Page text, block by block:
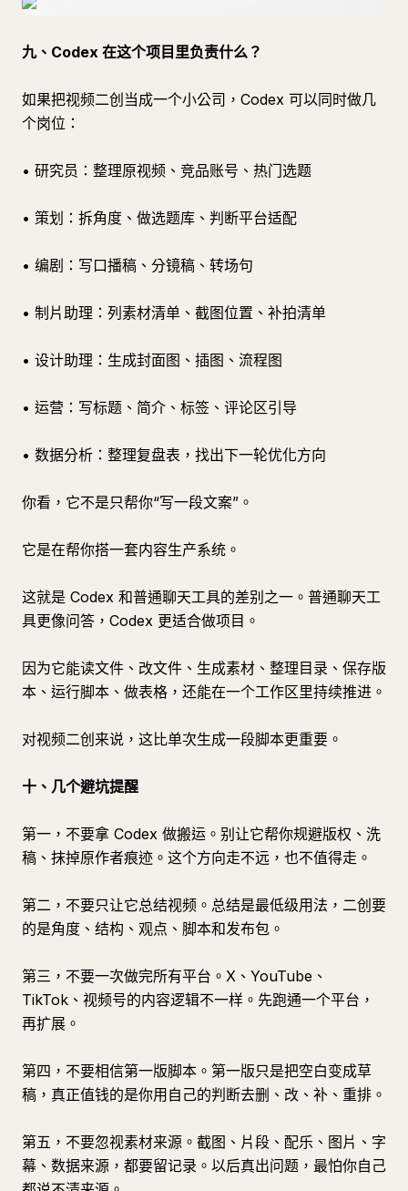
九、Codex 在这个项目里负责什么？
如果把视频二创当成一个小公司，Codex 可以同时做几
个岗位：
• 研究员：整理原视频、竞品账号、热门选题
• 策划：拆角度、做选题库、判断平台适配
• 编剧：写口播稿、分镜稿、转场句
• 制片助理：列素材清单、截图位置、补拍清单
• 设计助理：生成封面图、插图、流程图
• 运营：写标题、简介、标签、评论区引导
• 数据分析：整理复盘表，找出下一轮优化方向
你看，它不是只帮你“写一段文案”。
它是在帮你搭一套内容生产系统。
这就是 Codex 和普通聊天工具的差别之一。普通聊天工
具更像问答，Codex 更适合做项目。
因为它能读文件、改文件、生成素材、整理目录、保存版
本、运行脚本、做表格，还能在一个工作区里持续推进。
对视频二创来说，这比单次生成一段脚本更重要。
十、几个避坑提醒
第一，不要拿 Codex 做搬运。别让它帮你规避版权、洗
稿、抹掉原作者痕迹。这个方向走不远，也不值得走。
第二，不要只让它总结视频。总结是最低级用法，二创要
的是角度、结构、观点、脚本和发布包。
第三，不要一次做完所有平台。X、YouTube、
TikTok、视频号的内容逻辑不一样。先跑通一个平台，
再扩展。
第四，不要相信第一版脚本。第一版只是把空白变成草
稿，真正值钱的是你用自己的判断去删、改、补、重排。
第五，不要忽视素材来源。截图、片段、配乐、图片、字
幕、数据来源，都要留记录。以后真出问题，最怕你自己